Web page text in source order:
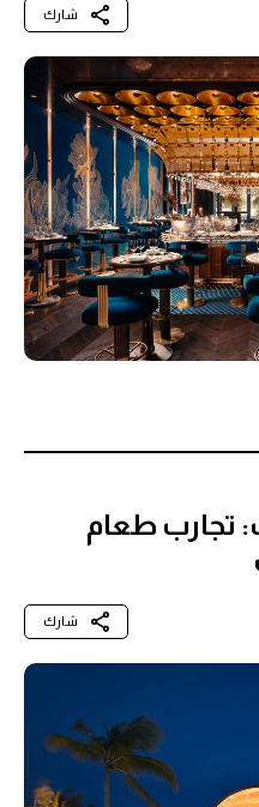
شارك
تجارب طعام
شارك